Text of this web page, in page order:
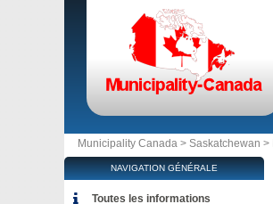
Municipality Canada > Saskatchewan >
NAVIGATION GÉNÉRALE
Toutes les informations